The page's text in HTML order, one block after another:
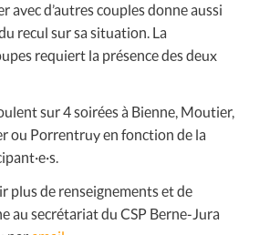
avec d’autres couples donne aussi
recul sur sa situation. La
requiert la présence des deux
sur 4 soirées à Bienne, Moutier,
ou Porrentruy en fonction de la
plus de renseignements et de
au secrétariat du CSP Berne-Jura